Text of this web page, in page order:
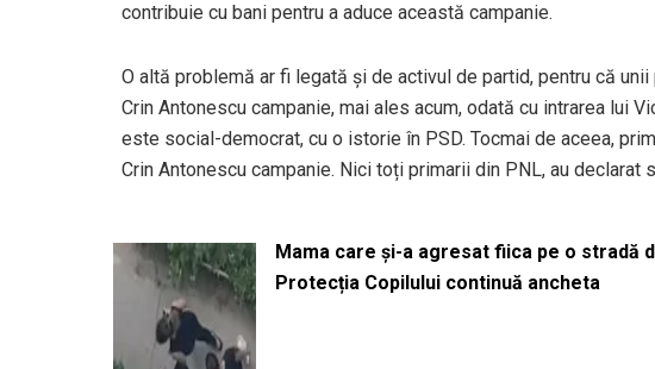
contribuie cu bani pentru a aduce această campanie.
O altă problemă ar fi legată și de activul de partid, pentru că
Crin Antonescu campanie, mai ales acum, odată cu intrarea lui
este social-democrat, cu o istorie în PSD. Tocmai de aceea,
Crin Antonescu campanie. Nici toți primarii din PNL, au declarat
Mama care și-a agresat fiica pe o stradă
Protecția Copilului continuă ancheta